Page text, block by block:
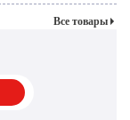
Все товары